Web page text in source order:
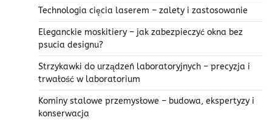
Technologia cięcia laserem – zalety i zastosowanie
Eleganckie moskitiery – jak zabezpieczyć okna bez
psucia designu?
Strzykawki do urządzeń laboratoryjnych – precyzja i
trwałość w laboratorium
Kominy stalowe przemysłowe – budowa, ekspertyzy i
konserwacja